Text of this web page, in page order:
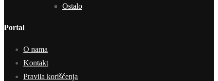
Ostalo
Portal
O nama
Kontakt
Pravila korišćenja